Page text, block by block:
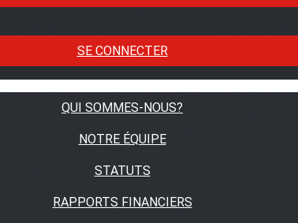
SE CONNECTER
QUI SOMMES-NOUS?
NOTRE ÉQUIPE
STATUTS
RAPPORTS FINANCIERS